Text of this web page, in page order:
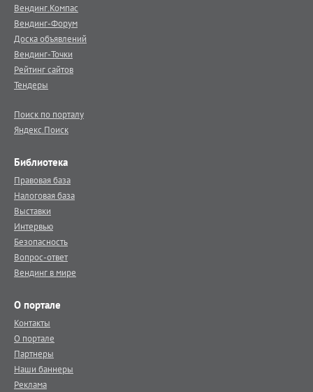
Вендинг.Компас
Вендинг-Форум
Доска объявлений
Вендинг-Точки
Рейтинг сайтов
Тендеры
Поиск по порталу
Яндекс.Поиск
Библиотека
Правовая база
Налоговая база
Выставки
Интервью
Безопасность
Вопрос-ответ
Вендинг в мире
О портале
Контакты
О портале
Партнеры
Наши баннеры
Реклама